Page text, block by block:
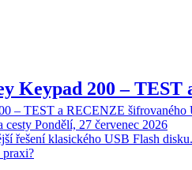
Keypad 200 – TEST
– TEST a RECENZE šifrovaného
cesty Pondělí, 27 červenec 2026
řešení klasického USB Flash disku.
praxi?